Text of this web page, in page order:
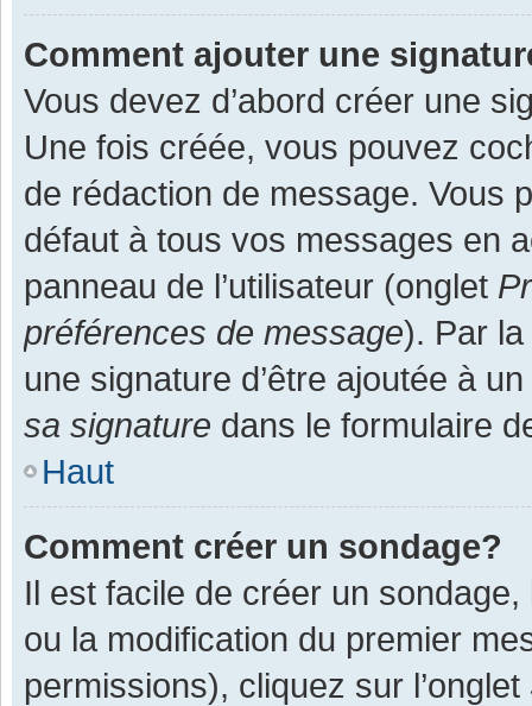
Comment ajouter une
Vous devez d’abord créer une
Une fois créée, vous pouvez
de rédaction de message. Vous
défaut à tous vos messages en
panneau de l’utilisateur (onglet
préférences de message). Par
une signature d’être ajoutée à
sa signature dans le formulaire
Haut
Comment créer un sondage?
Il est facile de créer un
ou la modification du premier
permissions), cliquez sur l’onglet